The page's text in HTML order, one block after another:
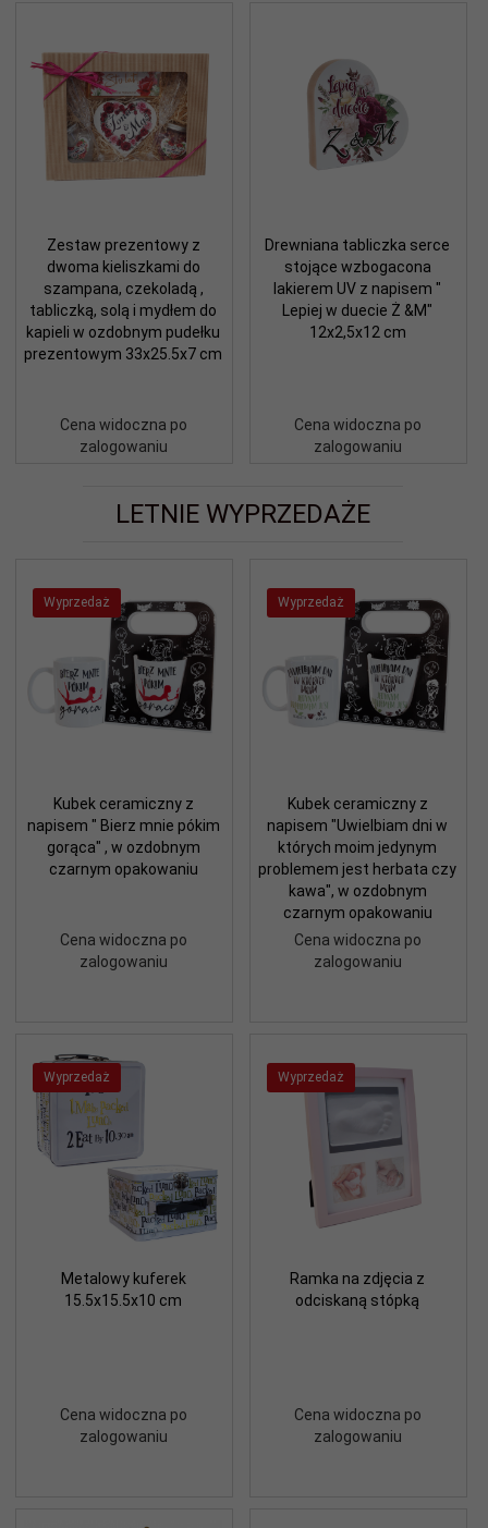
Zestaw prezentowy z
dwoma kieliszkami do
szampana, czekoladą ,
tabliczką, solą i mydłem do
kapieli w ozdobnym pudełku
prezentowym 33x25.5x7 cm
Cena widoczna po
zalogowaniu
Drewniana tabliczka serce
stojące wzbogacona
lakierem UV z napisem "
Lepiej w duecie Ż &M"
12x2,5x12 cm
Cena widoczna po
zalogowaniu
LETNIE WYPRZEDAŻE
Wyprzedaż
Kubek ceramiczny z
napisem " Bierz mnie pókim
gorąca" , w ozdobnym
czarnym opakowaniu
Cena widoczna po
zalogowaniu
Wyprzedaż
Kubek ceramiczny z
napisem "Uwielbiam dni w
których moim jedynym
problemem jest herbata czy
kawa", w ozdobnym
czarnym opakowaniu
Cena widoczna po
zalogowaniu
Wyprzedaż
Metalowy kuferek
15.5x15.5x10 cm
Cena widoczna po
zalogowaniu
Wyprzedaż
Ramka na zdjęcia z
odciskaną stópką
Cena widoczna po
zalogowaniu